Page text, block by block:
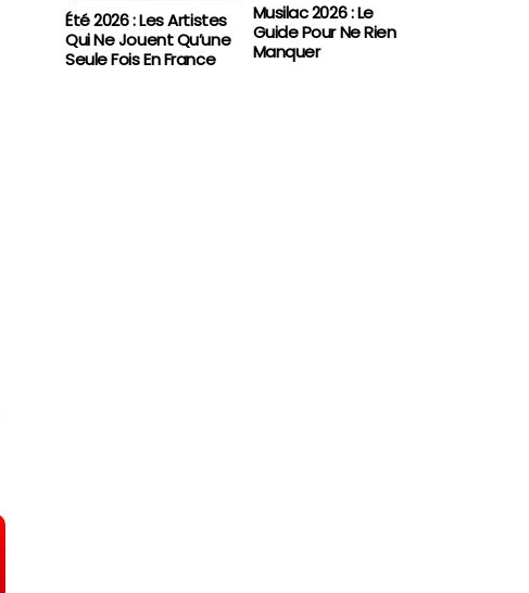
Été 2026 : Les Artistes
Qui Ne Jouent Qu’une
Seule Fois En France
Musilac 2026 : Le
Guide Pour Ne Rien
Manquer